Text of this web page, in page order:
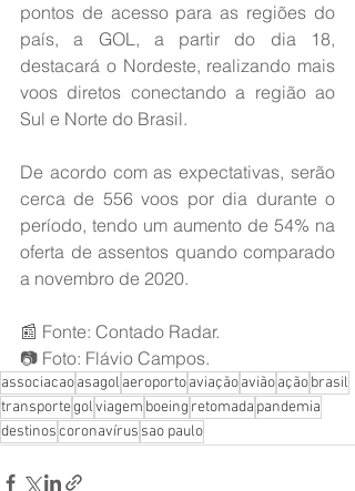
pontos de acesso para as regiões do
país, a GOL, a partir do dia 18,
destacará o Nordeste, realizando mais
voos diretos conectando a região ao
Sul e Norte do Brasil.
De acordo com as expectativas, serão
cerca de 556 voos por dia durante o
período, tendo um aumento de 54% na
oferta de assentos quando comparado
a novembro de 2020.
📰 Fonte: Contado Radar.
📷 Foto: Flávio Campos.
associacaoasagol aeroportoaviaçãoaviãoaçãobrasil
transportegolviagem boeing retomada pandemia
destinoscoronavírus sao paulo